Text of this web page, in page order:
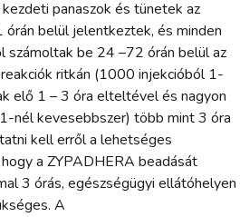
panaszok és tünetek az
belül jelentkeztek, és minden
be 24 –72 órán belül az
ritkán (1000 injekcióból 1-
elő 1 – 3 óra elteltével és nagyon
nél kevesebbszer) több mint 3 óra
kell erről a lehetséges
a ZYPADHERA beadását
3 órás, egészségügyi ellátóhelyen
A